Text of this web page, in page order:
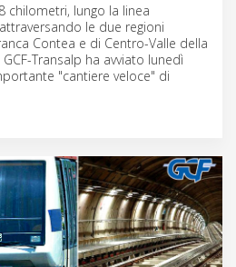
chilometri, lungo la linea
le due regioni
Contea e di Centro-Valle della
Transalp ha avviato lunedì
"cantiere veloce" di